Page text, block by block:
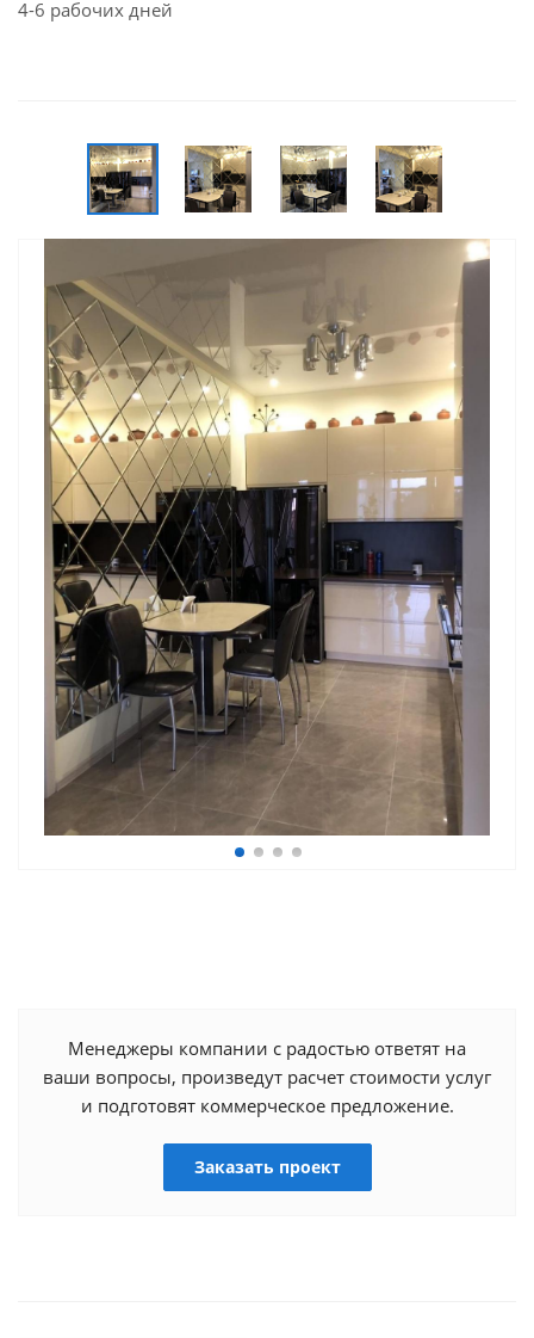
4-6 рабочих дней
Менеджеры компании с радостью ответят на
ваши вопросы, произведут расчет стоимости услуг
и подготовят коммерческое предложение.
Заказать проект